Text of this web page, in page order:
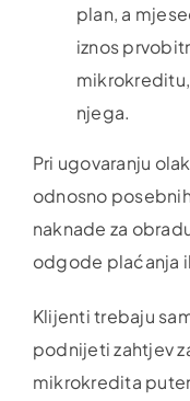
plan, a
iznos
njega.
Pri ugovaranju
odnosno
naknade za
odgode plaćanja
Klijenti trebaju
podnijeti zahtjev
mikrokredita